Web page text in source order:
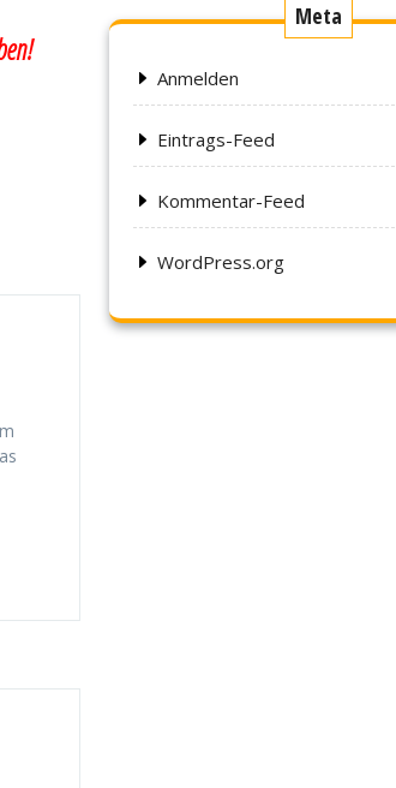
Meta
Anmelden
Eintrags-Feed
Kommentar-Feed
WordPress.org